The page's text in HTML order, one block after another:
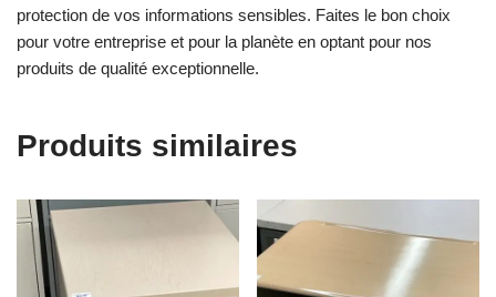
protection de vos informations sensibles. Faites le bon choix
pour votre entreprise et pour la planète en optant pour nos
produits de qualité exceptionnelle.
Produits similaires